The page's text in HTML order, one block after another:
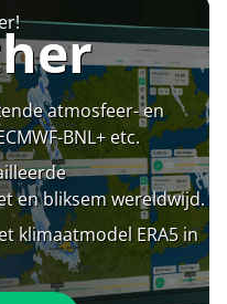
atmosfeer- en
BNL+ etc.
en bliksem wereldwijd.
klimaatmodel ERA5 in